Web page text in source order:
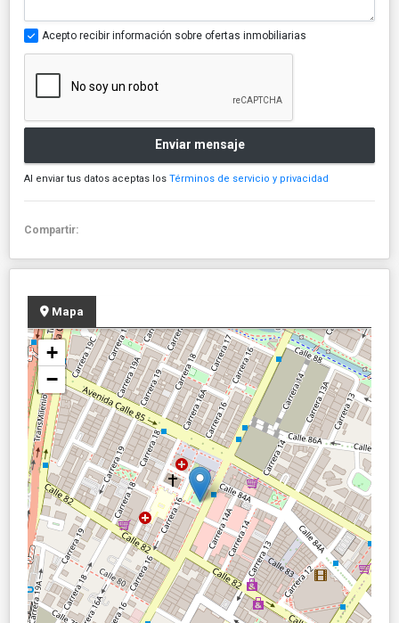
Acepto recibir información sobre ofertas inmobiliarias
Enviar mensaje
Al enviar tus datos aceptas los Términos de servicio y privacidad
Compartir:
Mapa
+
−